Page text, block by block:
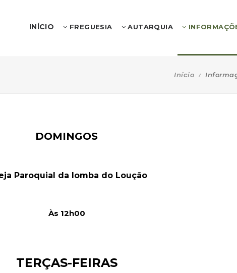
INÍCIO FREGUESIA AUTARQUIA
Início
DOMINGOS
Paroquial da lomba do Loução
Às 12h00
TERÇAS-FEIRAS